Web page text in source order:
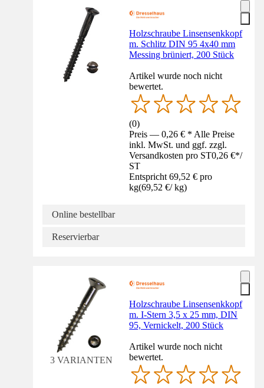
Holzschraube Linsensenkkopf
m. Schlitz DIN 95 4x40 mm
Messing brüniert, 200 Stück
Artikel wurde noch nicht
bewertet.
(0)
Preis — 0,26 € * Alle Preise
inkl. MwSt. und ggf. zzgl.
Versandkosten pro ST0,26 €*/
ST
Entspricht 69,52 € pro
kg(69,52 €/ kg)
Online bestellbar
Reservierbar
3 VARIANTEN
Holzschraube Linsensenkkopf
m. I-Stern 3,5 x 25 mm, DIN
95, Vernickelt, 200 Stück
Artikel wurde noch nicht
bewertet.